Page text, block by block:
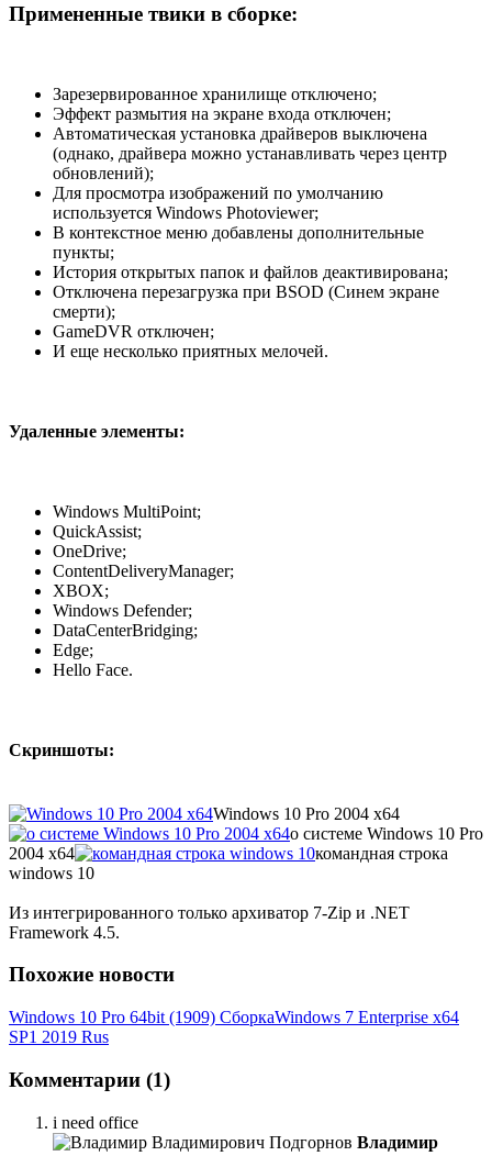
Примененные твики в сборке:
Зарезервированное хранилище отключено;
Эффект размытия на экране входа отключен;
Автоматическая установка драйверов выключена
(однако, драйвера можно устанавливать через центр
обновлений);
Для просмотра изображений по умолчанию
используется Windows Photoviewer;
В контекстное меню добавлены дополнительные
пункты;
История открытых папок и файлов деактивирована;
Отключена перезагрузка при BSOD (Синем экране
смерти);
GameDVR отключен;
И еще несколько приятных мелочей.
Удаленные элементы:
Windows MultiPoint;
QuickAssist;
OneDrive;
ContentDeliveryManager;
XBOX;
Windows Defender;
DataCenterBridging;
Edge;
Hello Face.
Скриншоты:
Windows 10 Pro 2004 x64
о системе Windows 10 Pro
2004 x64
командная строка
windows 10
Из интегрированного только архиватор 7-Zip и .NET
Framework 4.5.
Похожие новости
Windows 10 Pro 64bit (1909) СборкаWindows 7 Enterprise x64
SP1 2019 Rus
Комментарии (1)
i need office
Владимир